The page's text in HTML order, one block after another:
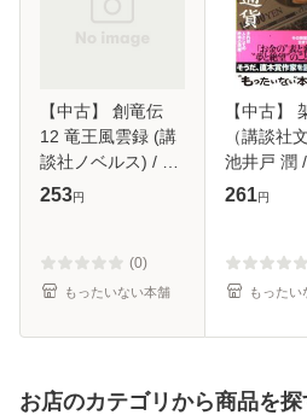
【中古】 創竜伝
12 竜王風雲録 (講
談社ノベルス) / 田
中芳樹 / 講談社 [新
253円
(0)
もったいない本舗
【中古】
（講談社
池井戸 潤 /
[文庫]【メ
261円
もったい
お店のカテゴリから商品を探